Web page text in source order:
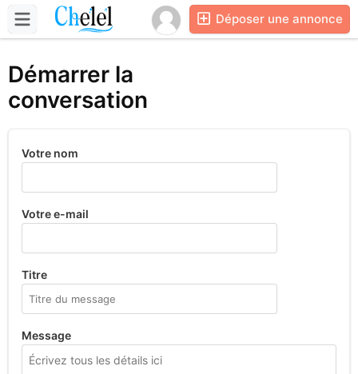
Déposer une annonce
Démarrer la
conversation
Votre nom
Votre e-mail
Titre
Message